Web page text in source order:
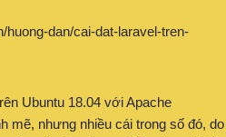
huong-dan/cai-dat-laravel-tren-
mẽ, nhưng nhiều cái trong số đó, do